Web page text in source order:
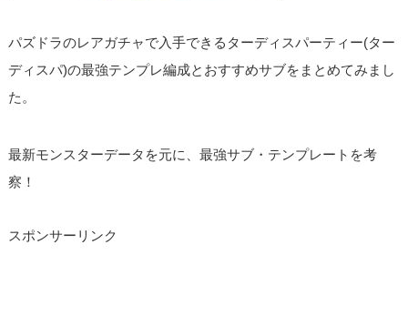
パズドラのレアガチャで入手できるターディスパーティー(ター
ディスパ)の最強テンプレ編成とおすすめサブをまとめてみまし
た。
最新モンスターデータを元に、最強サブ・テンプレートを考
察！
スポンサーリンク